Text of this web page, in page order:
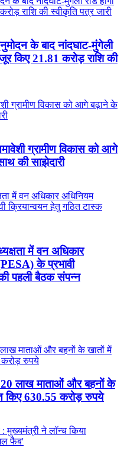
के बाद नांदघाट-मुंगेली
किए 21.81 करोड़ राशि की
ग्रामीण विकास को आगे
की साझेदारी
में वन अधिकार
के प्रभावी
पहली बैठक संपन्न
लाख माताओं और बहनों के
किए 630.55 करोड़ रुपये